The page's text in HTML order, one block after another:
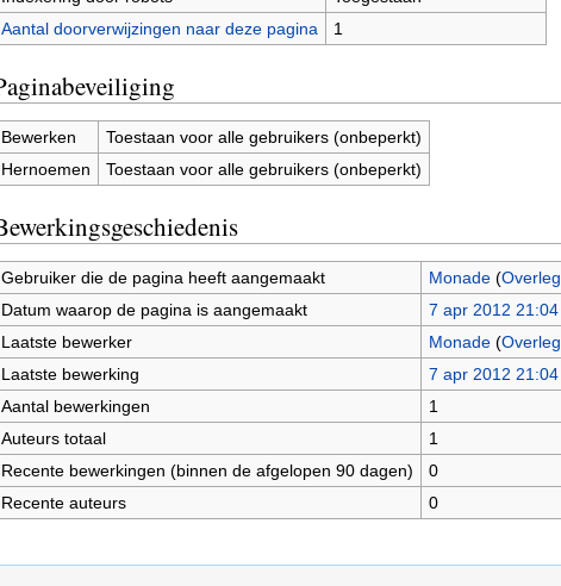
Aantal doorverwijzingen naar deze pagina
1
Bewerken
Toestaan voor alle gebruikers (onbeperkt)
Hernoemen
Toestaan voor alle gebruikers (onbeperkt)
Gebruiker die de pagina heeft aangemaakt Monade (Overleg
Datum waarop de pagina is aangemaakt
7 apr 2012 21:04
Laatste bewerker
Monade (Overleg
Laatste bewerking
7 apr 2012 21:04
Aantal bewerkingen
1
Auteurs totaal
1
Recente bewerkingen (binnen de afgelopen 90 dagen)
0
Recente auteurs
0